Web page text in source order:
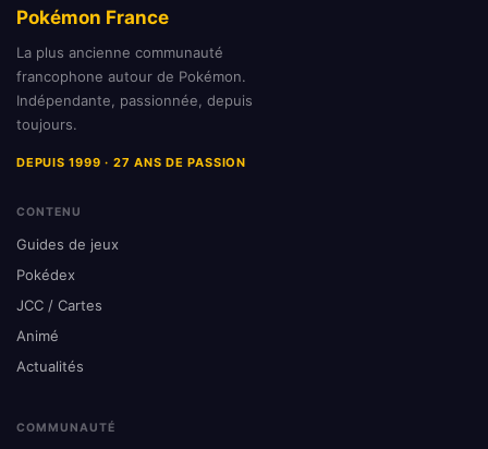
Pokémon France
La plus ancienne communauté
francophone autour de Pokémon.
Indépendante, passionnée, depuis
toujours.
DEPUIS 1999 · 27 ANS DE PASSION
CONTENU
Guides de jeux
Pokédex
JCC / Cartes
Animé
Actualités
COMMUNAUTÉ